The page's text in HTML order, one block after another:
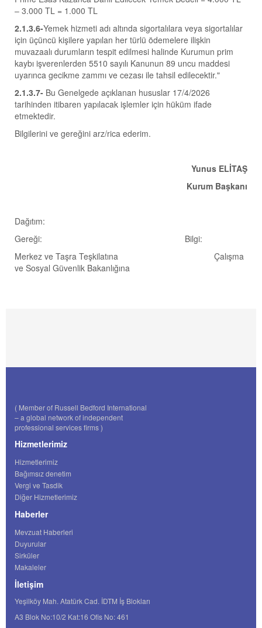
– 3.000 TL = 1.000 TL
2.1.3.6-Yemek hizmeti adı altında sigortalılara veya sigortalılar
için üçüncü kişilere yapılan her türlü ödemelere ilişkin
muvazaalı durumların tespit edilmesi halinde Kurumun prim
kaybı işverenlerden 5510 sayılı Kanunun 89 uncu maddesi
uyarınca gecikme zammı ve cezası ile tahsil edilecektir."
2.1.3.7- Bu Genelgede açıklanan hususlar 17/4/2026
tarihinden itibaren yapılacak işlemler için hüküm ifade
etmektedir.
Bilgilerini ve gereğini arz/rica ederim.
Yunus ELİTAŞ
Kurum Başkanı
Dağıtım:
Gereği: Bilgi:
Merkez ve Taşra Teşkilatına Çalışma
ve Sosyal Güvenlik Bakanlığına
( Member of Russell Bedford International
– a global network of independent
professional services firms )
Hizmetlerimiz
Hizmetlerimiz
Bağımsız denetim
Vergi ve Tasdik
Diğer Hizmetlerimiz
Haberler
Mevzuat Haberleri
Duyurular
Sirküler
Makaleler
İletişim
Yeşilköy Mah. Atatürk Cad. İDTM İş Blokları
A3 Blok No:10/2 Kat:16 Ofis No: 461